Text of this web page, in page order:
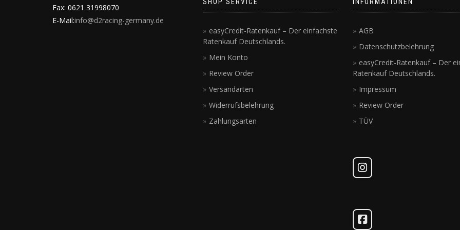
Fax: 0621 31998070
E-Mail:info@d2racing-germany.de
easyCredit-Ratenkauf – Der einfachste
Ratenkauf Deutschlands.
Mein Konto
Review Order
Versandarten
Widerrufsbelehrung
Zahlungsarten
AGB
Datenschutzbelehrung
easyCredit-Ratenkauf – Der
Ratenkauf Deutschlands.
Impressum
Review Order
TÜV